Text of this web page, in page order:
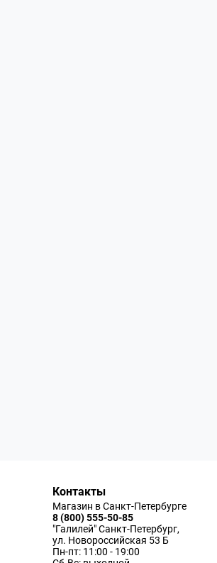
Контакты
Магазин в Санкт-Петербурге
8 (800) 555-50-85
"Галилей" Санкт-Петербург,
ул. Новороссийская 53 Б
Пн-пт: 11:00 - 19:00